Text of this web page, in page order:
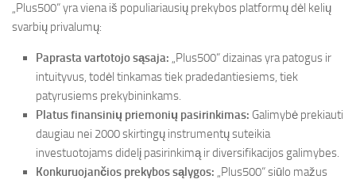
„Plus500“ yra viena iš populiariausių prekybos platformų dėl kelių
svarbių privalumų:
Paprasta vartotojo sąsaja: „Plus500“ dizainas yra patogus ir
intuityvus, todėl tinkamas tiek pradedantiesiems, tiek
patyrusiems prekybininkams.
Platus finansinių priemonių pasirinkimas: Galimybė prekiauti
daugiau nei 2000 skirtingų instrumentų suteikia
investuotojams didelį pasirinkimą ir diversifikacijos galimybes.
Konkuruojančios prekybos sąlygos: „Plus500“ siūlo mažus